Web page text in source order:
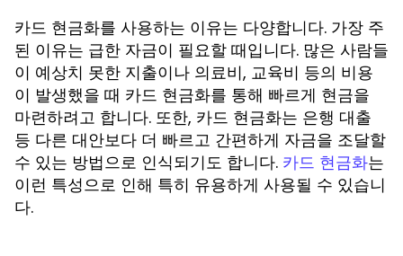
카드 현금화를 사용하는 이유는 다양합니다. 가장 주
된 이유는 급한 자금이 필요할 때입니다. 많은 사람들
이 예상치 못한 지출이나 의료비, 교육비 등의 비용
이 발생했을 때 카드 현금화를 통해 빠르게 현금을
마련하려고 합니다. 또한, 카드 현금화는 은행 대출
등 다른 대안보다 더 빠르고 간편하게 자금을 조달할
수 있는 방법으로 인식되기도 합니다. 카드 현금화는
이런 특성으로 인해 특히 유용하게 사용될 수 있습니
다.